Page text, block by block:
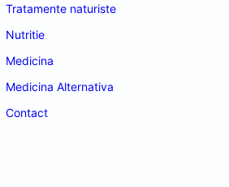
Tratamente naturiste
Nutritie
Medicina
Medicina Alternativa
Contact